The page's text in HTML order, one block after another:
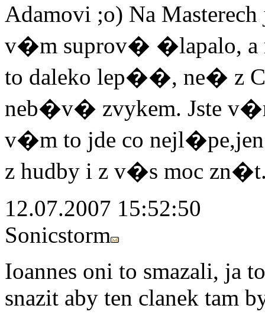
Adamovi ;o) Na
v�m suprov� �lapalo,
to daleko lep��, ne� z
neb�v� zvykem. Jste
v�m to jde co nejl�pe,jen
z hudby i z v�s moc
12.07.2007 15:52:50
Sonicstorm
Ioannes oni to smazali, ja
snazit aby ten clanek tam